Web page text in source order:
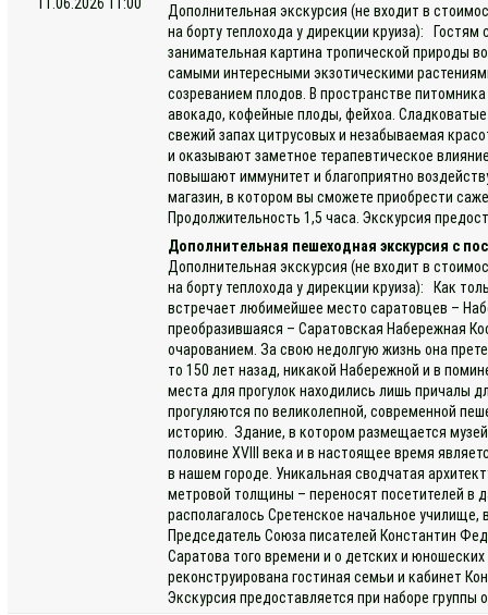
Дополнительная экскурсия (не входит в
на борту теплохода у дирекции круиза):
занимательная картина тропической природы
самыми интересными экзотическими
созреванием плодов. В пространстве
авокадо, кофейные плоды, фейхоа.
свежий запах цитрусовых и незабываемая
и оказывают заметное терапевтическое
повышают иммунитет и благоприятно
магазин, в котором вы сможете приобрести
Продолжительность 1,5 часа. Экскурсия
Дополнительная пешеходная экскурсия с
Дополнительная экскурсия (не входит в
на борту теплохода у дирекции круиза): Как
встречает любимейшее место саратовцев –
преобразившаяся – Саратовская Набережная
очарованием. За свою недолгую жизнь она
то 150 лет назад, никакой Набережной и в
места для прогулок находились лишь причалы
прогуляются по великолепной, современной
историю. Здание, в котором размещается
половине XVIII века и в настоящее время
в нашем городе. Уникальная сводчатая
метровой толщины – переносят посетителей в
располагалось Сретенское начальное
Председатель Союза писателей Константин
Саратова того времени и о детских и
реконструирована гостиная семьи и кабинет
Экскурсия предоставляется при наборе группы